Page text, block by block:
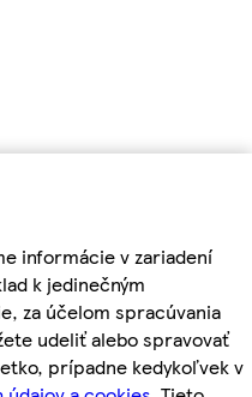
informácie v zariadení
k jedinečným
za účelom spracúvania
udeliť alebo spravovať
prípadne kedykoľvek v